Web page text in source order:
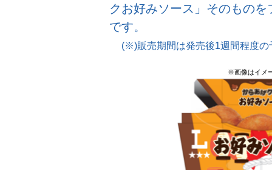
クお好みソース」そのもの
です。
(※)販売期間は発売後1週間程度の
※画像はイメ